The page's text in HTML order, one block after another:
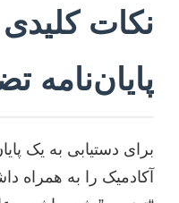
نکات
پایان‌نامه
برای دستیابی به یک
آکادمیک را به همراه